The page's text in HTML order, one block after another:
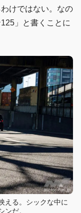
けではない。なの
」と書くことに
える。シックな中に
ンだ。